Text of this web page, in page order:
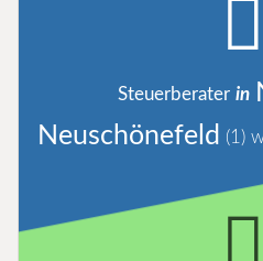
Steuerberater in
Neuschönefeld (1)